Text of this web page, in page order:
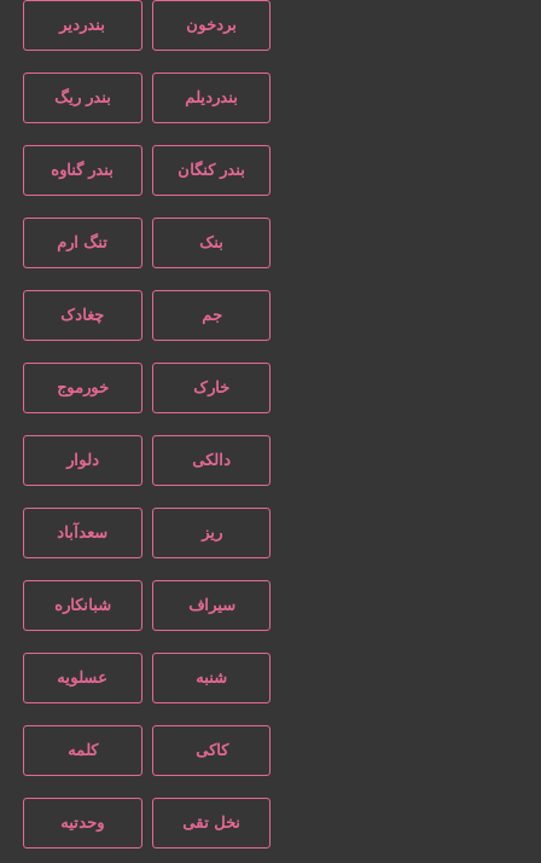
بردخون بندردیر
بندردیلم بندر ریگ
بندر کنگان بندر گناوه
تنگ ارم
چغادک
خارک خورموج
دالکی دلوار
سعدآباد
سیراف شبانکاره
شنبه عسلویه
کاکی کلمه
نخل تقی وحدتیه